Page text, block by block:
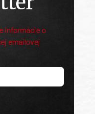
informácie o
emailovej